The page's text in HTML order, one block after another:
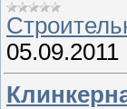
05.09.2011